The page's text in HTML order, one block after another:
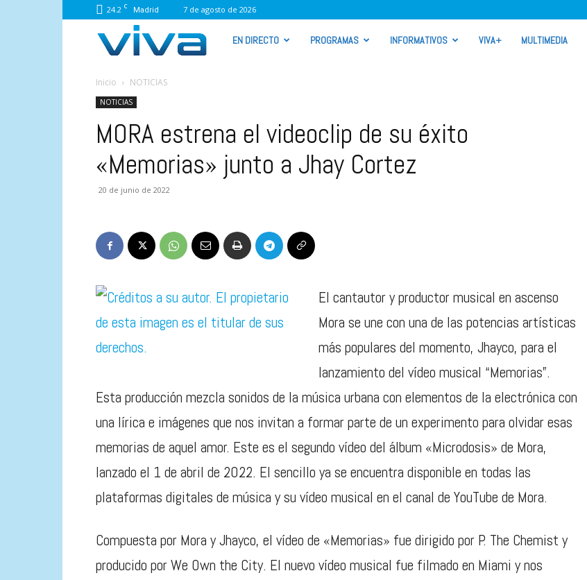
24.2 C Madrid 7 de agosto de 2026
VIVA
EN DIRECTO PROGRAMAS INFORMATIVOS VIVA+ MULTIMEDIA
Inicio NOTICIAS
NOTICIAS
MORA estrena el videoclip de su éxito
«Memorias» junto a Jhay Cortez
20 de junio de 2022
El cantautor y productor musical en ascenso
Mora se une con una de las potencias artísticas
más populares del momento, Jhayco, para el
lanzamiento del vídeo musical “Memorias”.
Esta producción mezcla sonidos de la música urbana con elementos de la electrónica con
una lírica e imágenes que nos invitan a formar parte de un experimento para olvidar esas
memorias de aquel amor. Este es el segundo vídeo del álbum «Microdosis» de Mora,
lanzado el 1 de abril de 2022. El sencillo ya se encuentra disponible en todas las
plataformas digitales de música y su vídeo musical en el canal de YouTube de Mora.
Compuesta por Mora y Jhayco, el vídeo de «Memorias» fue dirigido por P. The Chemist y
producido por We Own the City. El nuevo vídeo musical fue filmado en Miami y nos